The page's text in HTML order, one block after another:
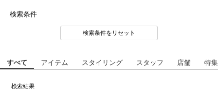
検索条件
検索条件をリセット
すべて アイテム スタイリング スタッフ 店舗 特集
検索結果